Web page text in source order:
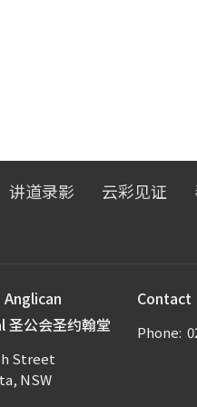
讲道录影 云彩见证
圣公会圣约翰堂
Street
NSW
Contact
Phone: